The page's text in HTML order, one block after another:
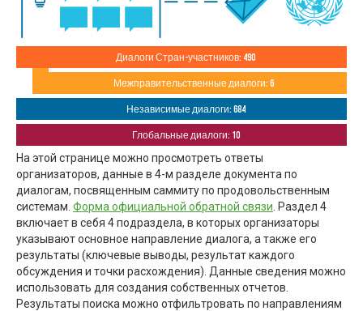
Диалоги Стран-участников: 490
Межправительственные диалоги: 6
Независимые диалоги: 684
Глобальные диалоги: 10
На этой странице можно просмотреть ответы
организаторов, данные в 4-м разделе документа по
диалогам, посвященным саммиту по продовольственным
системам. Форма официальной обратной связи . Раздел 4
включает в себя 4 подраздела, в которых организаторы
указывают основное направление диалога, а также его
результаты (ключевые выводы, результат каждого
обсуждения и точки расхождения). Данные сведения можно
использовать для создания собственных отчетов.
Результаты поиска можно отфильтровать по направлениям